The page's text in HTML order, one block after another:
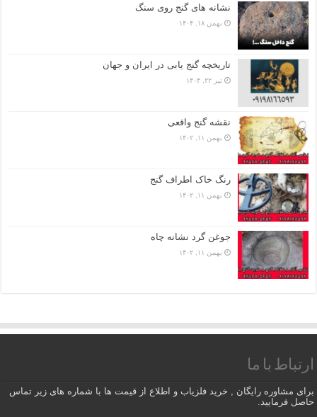
نشانه های گنج روی سنگ
بهمن ۱۸, ۱۴۰۴
تاریخچه گنج‌ یابی در ایران و جهان
تیر ۲۲, ۱۴۰۴
نقشه گنج واقعی
بهمن ۱۱, ۱۴۰۲
رنگ خاک اطراف گنج
بهمن ۱۱, ۱۴۰۲
جوغن گرد نشانه چاه
بهمن ۱۱, ۱۴۰۲
ارتباط با ما
برای مشاوره رایگان , خرید فلزیاب و اطلاع از قیمت ها با شماره های زیر تماس
حاصل فرمایید.